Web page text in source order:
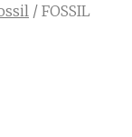
/ FOSSIL